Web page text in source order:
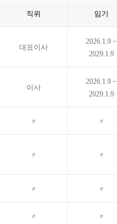
직위 임기
대표이사
2026.1.9 ~
2029.1.9
이사
2026.1.9 ~
2029.1.9
〃 〃
〃 〃
〃 〃
〃 〃